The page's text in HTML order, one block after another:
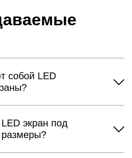
собой LED
экран под